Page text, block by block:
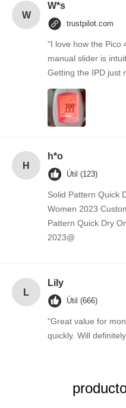
W
W*s
trustpilot.com
"I love how the Pico
manual slider is
Getting the IPD just
H
h*o
Útil (123)
Solid Pattern Quick
Women 2023
Pattern Quick Dry
2023@
L
Lily
Útil (666)
"Great value for
quickly. Will